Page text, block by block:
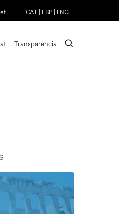
CAT ESP ENG
Transparència search